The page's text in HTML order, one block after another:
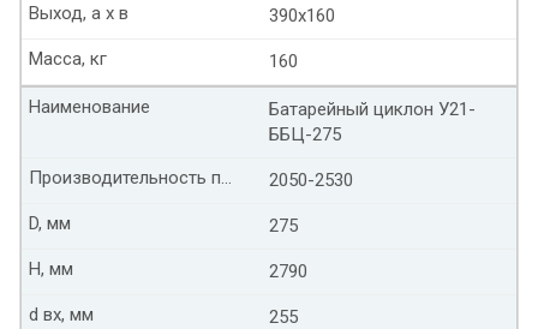
390х160
Выход, а х в
160
Масса, кг
Батарейный циклон У21-
ББЦ-275
Наименование
2050-2530
Производительность по воздуху м3/ч
275
D, мм
2790
Н, мм
255
d вх, мм